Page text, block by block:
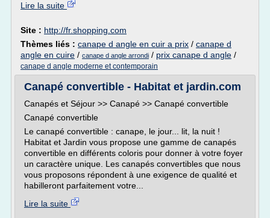
Lire la suite
Site : http://fr.shopping.com
Thèmes liés : canape d angle en cuir a prix / canape d
angle en cuire / canape d angle arrondi / prix canape d angle /
canape d angle moderne et contemporain
Canapé convertible - Habitat et jardin.com
Canapés et Séjour >> Canapé >> Canapé convertible
Canapé convertible
Le canapé convertible : canape, le jour... lit, la nuit !
Habitat et Jardin vous propose une gamme de canapés
convertible en différents coloris pour donner à votre foyer
un caractère unique. Les canapés convertibles que nous
vous proposons répondent à une exigence de qualité et
habilleront parfaitement votre...
Lire la suite